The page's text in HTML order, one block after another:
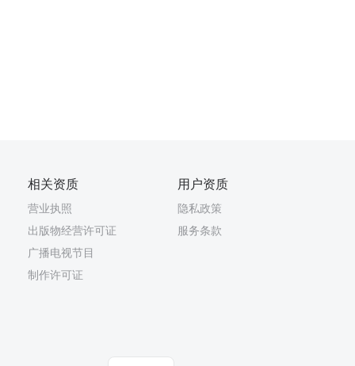
相关资质
营业执照
出版物经营许可证
广播电视节目
制作许可证
用户资质
隐私政策
服务条款